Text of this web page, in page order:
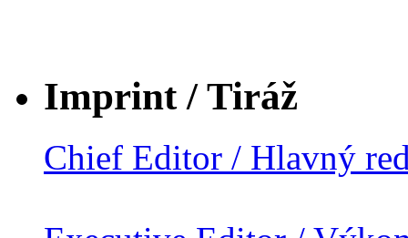
Imprint / Tiráž
Chief Editor / Hlavný